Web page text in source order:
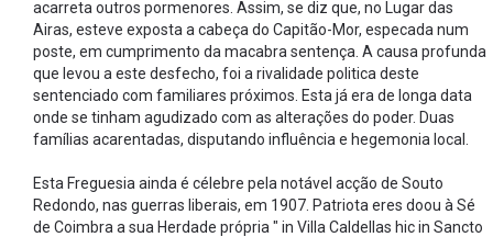
acarreta outros pormenores. Assim, se diz que, no Lugar das
Airas, esteve exposta a cabeça do Capitão-Mor, especada num
poste, em cumprimento da macabra sentença. A causa profunda
que levou a este desfecho, foi a rivalidade politica deste
sentenciado com familiares próximos. Esta já era de longa data
onde se tinham agudizado com as alterações do poder. Duas
famílias acarentadas, disputando influência e hegemonia local.
Esta Freguesia ainda é célebre pela notável acção de Souto
Redondo, nas guerras liberais, em 1907. Patriota eres doou à Sé
de Coimbra a sua Herdade própria " in Villa Caldellas hic in Sancto